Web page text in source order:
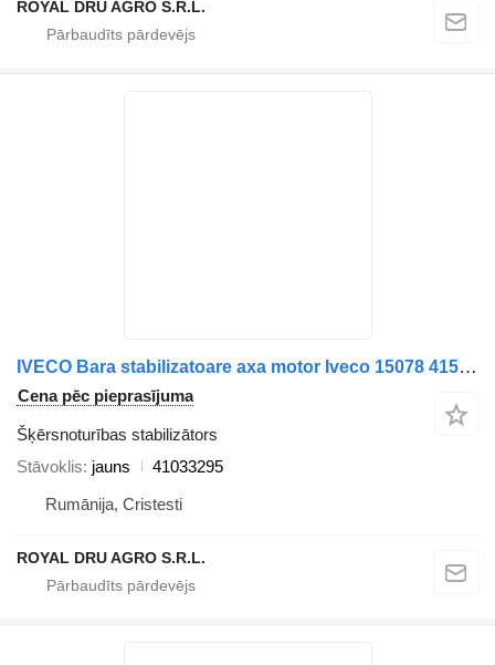
ROYAL DRU AGRO S.R.L.
IVECO Bara stabilizatoare axa motor Iveco 15078 4152 41033295 šķērsnoturības stabilizātors paredzēts kravas automašīnas
Cena pēc pieprasījuma
Šķērsnoturības stabilizātors
Stāvoklis jauns
41033295
Rumānija, Cristesti
ROYAL DRU AGRO S.R.L.